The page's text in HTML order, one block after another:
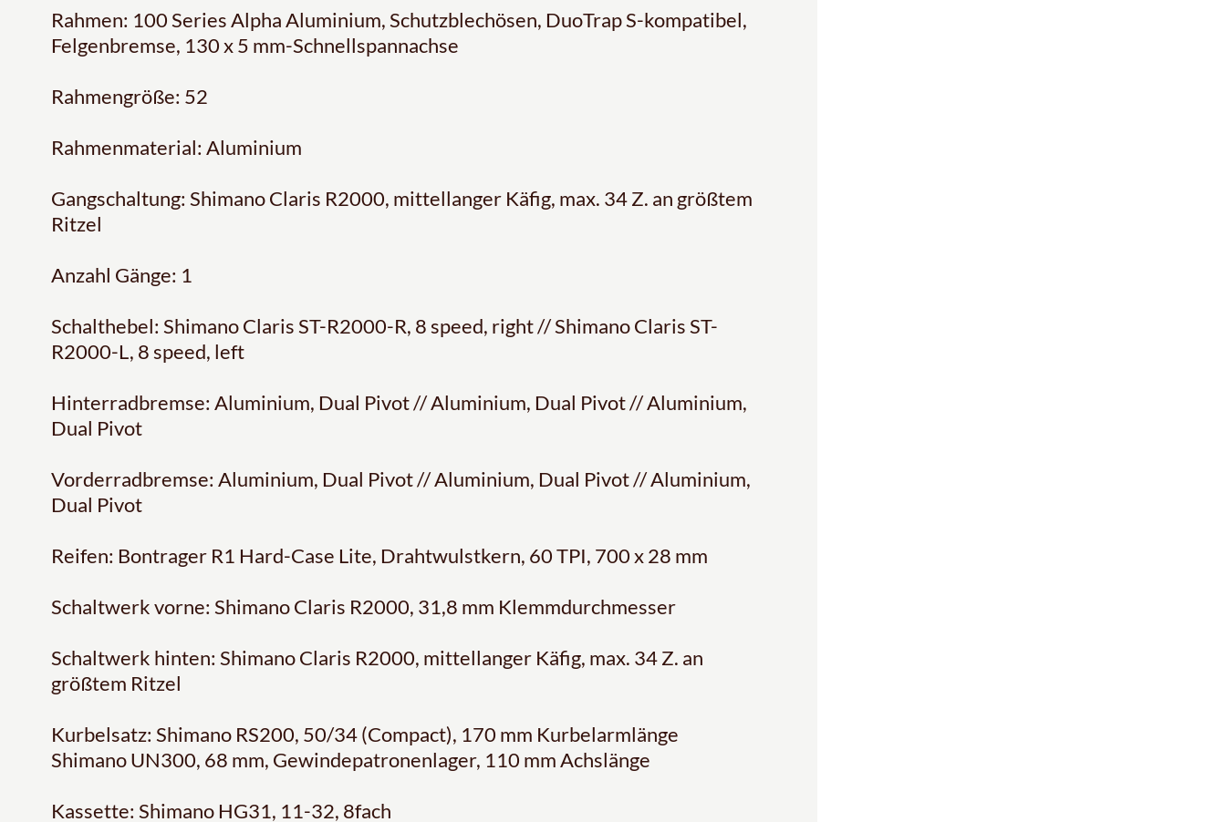
Rahmen: 100 Series Alpha Aluminium, Schutzblechösen, DuoTrap S-kompatibel,
Felgenbremse, 130 x 5 mm-Schnellspannachse
Rahmengröße: 52
Rahmenmaterial: Aluminium
Gangschaltung: Shimano Claris R2000, mittellanger Käfig, max. 34 Z. an größtem
Ritzel
Anzahl Gänge: 1
Schalthebel: Shimano Claris ST-R2000-R, 8 speed, right // Shimano Claris ST-
R2000-L, 8 speed, left
Hinterradbremse: Aluminium, Dual Pivot // Aluminium, Dual Pivot // Aluminium,
Dual Pivot
Vorderradbremse: Aluminium, Dual Pivot // Aluminium, Dual Pivot // Aluminium,
Dual Pivot
Reifen: Bontrager R1 Hard-Case Lite, Drahtwulstkern, 60 TPI, 700 x 28 mm
Schaltwerk vorne: Shimano Claris R2000, 31,8 mm Klemmdurchmesser
Schaltwerk hinten: Shimano Claris R2000, mittellanger Käfig, max. 34 Z. an
größtem Ritzel
Kurbelsatz: Shimano RS200, 50/34 (Compact), 170 mm Kurbelarmlänge
Shimano UN300, 68 mm, Gewindepatronenlager, 110 mm Achslänge
Kassette: Shimano HG31, 11-32, 8fach